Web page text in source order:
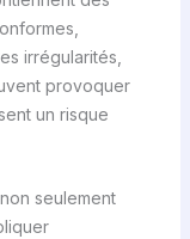
irrégularités,
provoquer
un risque
seulement